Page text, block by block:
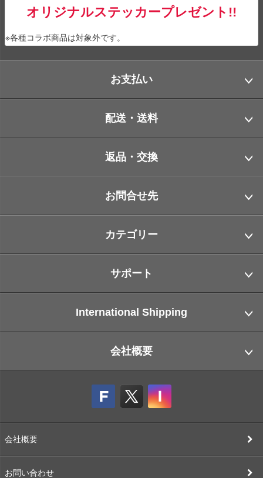
オリジナルステッカープレゼント!!
※各種コラボ商品は対象外です。
お支払い
配送・送料
返品・交換
お問合せ先
カテゴリー
サポート
International Shipping
会社概要
会社概要
お問い合わせ